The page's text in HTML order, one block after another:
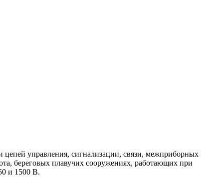
управления, сигнализации, связи, межприборных
береговых плавучих сооружениях, работающих при
и 1500 В.